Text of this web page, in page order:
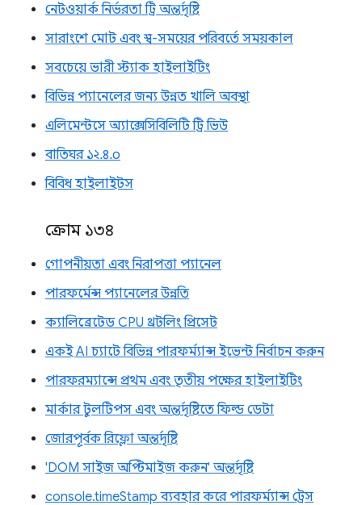
নেটওয়ার্ক নির্ভরতা ট্রি অন্তর্দৃষ্টি
সারাংশে মোট এবং স্ব-সময়ের পরিবর্তে সময়কাল
সবচেয়ে ভারী স্ট্যাক হাইলাইটিং
বিভিন্ন প্যানেলের জন্য উন্নত খালি অবস্থা
এলিমেন্টসে অ্যাক্সেসিবিলিটি ট্রি ভিউ
বাতিঘর ১২.৪.০
বিবিধ হাইলাইটস
ক্রোম ১৩৪
গোপনীয়তা এবং নিরাপত্তা প্যানেল
পারফর্মেন্স প্যানেলের উন্নতি
ক্যালিব্রেটেড CPU থ্রটলিং প্রিসেট
একই AI চ্যাটে বিভিন্ন পারফর্ম্যান্স ইভেন্ট নির্বাচন করুন
পারফরম্যান্সে প্রথম এবং তৃতীয় পক্ষের হাইলাইটিং
মার্কার টুলটিপস এবং অন্তর্দৃষ্টিতে ফিল্ড ডেটা
জোরপূর্বক রিফ্লো অন্তর্দৃষ্টি
'DOM সাইজ অপ্টিমাইজ করুন' অন্তর্দৃষ্টি
console.timeStamp ব্যবহার করে পারফর্ম্যান্স ট্রেস